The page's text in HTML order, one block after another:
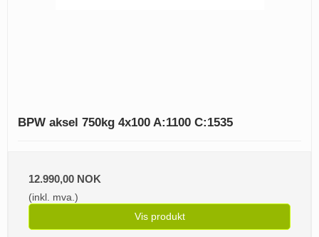
BPW aksel 750kg 4x100 A:1100 C:1535
12.990,00 NOK
(inkl. mva.)
Vis produkt